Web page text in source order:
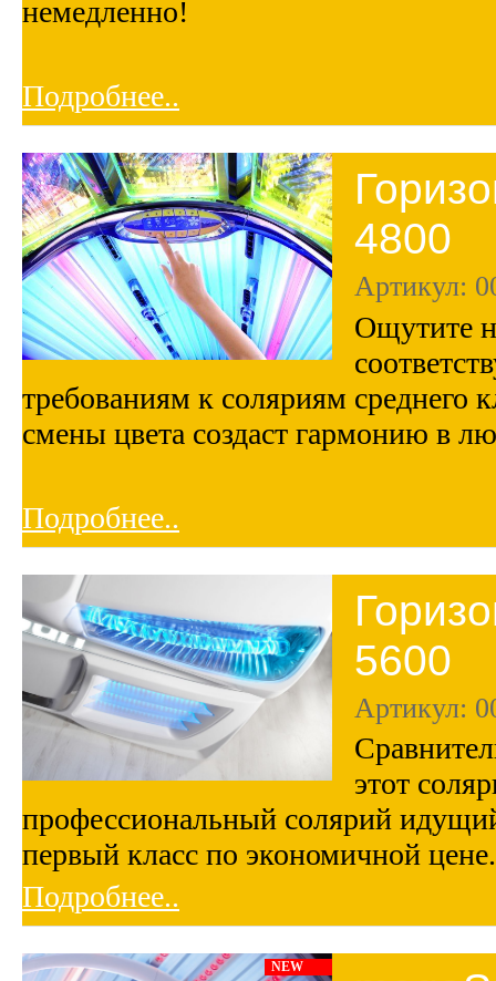
немедленно!
Подробнее..
4800
Артикул:
Ощутите
требованиям к соляриям
смены цвета создаст гармонию в
Подробнее..
5600
Артикул:
этот
профессиональный солярий
первый класс по экономичной
Подробнее..
NEW